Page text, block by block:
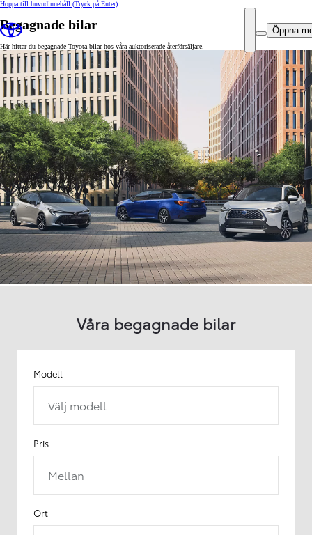
Hoppa till huvudinnehåll (Tryck på Enter)
Öppna
Begagnade bilar
Här hittar du begagnade Toyota-bilar hos våra auktoriserade återförsäljare.
Våra begagnade bilar
Modell
Välj modell
Pris
Mellan
Ort